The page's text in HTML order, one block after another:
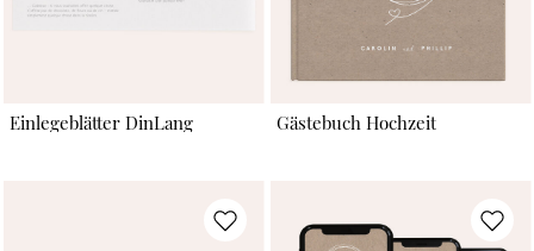
Einlegeblätter DinLang Gästebuch Hochzeit